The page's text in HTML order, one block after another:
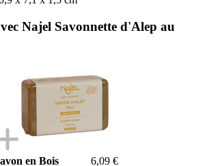
Najel Savonnette d'Alep au
en Bois
6,09 €